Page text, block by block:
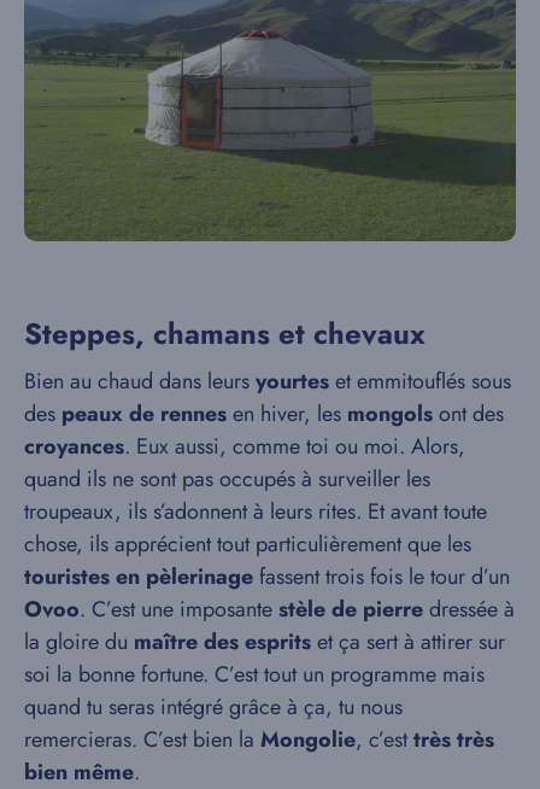
Steppes, chamans et chevaux
Bien au chaud dans leursyourteset emmitouflés sous
des peaux de rennesen hiver, les mongolsont des
croyances. Eux aussi, comme toi ou moi. Alors,
quand ils ne sont pas occupés à surveiller les
troupeaux, ils s’adonnent à leurs rites. Et avant toute
chose, ils apprécient tout particulièrement que les
touristes en pèlerinagefassent trois fois le tour d’un
Ovoo. C’est une imposantestèle de pierredressée à
la gloire du maître des espritset ça sert à attirer sur
soi la bonne fortune. C’est tout un programme mais
quand tu seras intégré grâce à ça, tu nous
remercieras. C’est bien la Mongolie, c’esttrès très
bien même.